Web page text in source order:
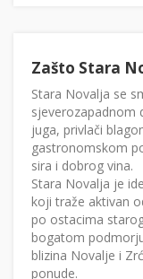
Zašto Stara
Stara Novalja se
sjeverozapadnom
juga, privlači
gastronomskom
sira i dobrog vina.
Stara Novalja je
koji traže aktivan
po ostacima
bogatom
blizina Novalje i
ponude.